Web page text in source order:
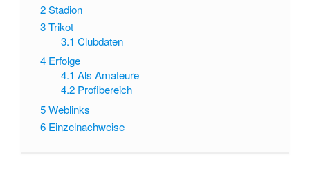
2Stadion
3Trikot
3.1 Clubdaten
4 Erfolge
4.1 Als Amateure
4.2 Profibereich
5Weblinks
6 Einzelnachweise